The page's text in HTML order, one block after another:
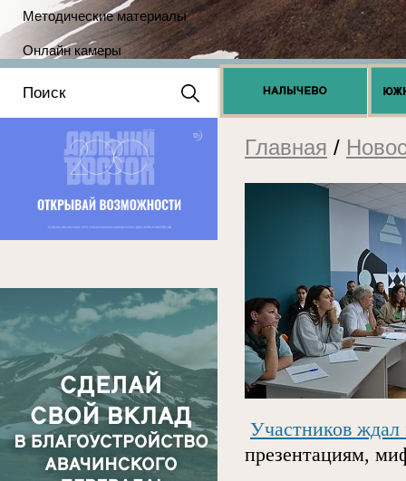
Методические материалы
Онлайн камеры
Положение о выдаче
разрешений 2025
Главная /
Участников
презентациям,